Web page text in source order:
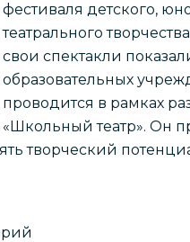
фестиваля детского,
театрального
свои спектакли
образовательных
проводится в рамках
«Школьный театр». Он
творческий